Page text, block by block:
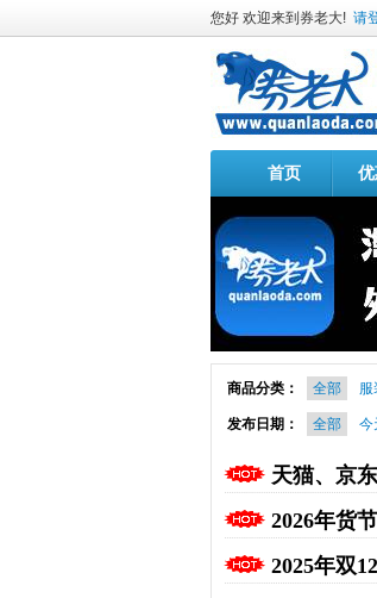
您好 欢迎来到券老大! 请
首页
商品分类： 全部 服
发布日期： 全部 今
天猫、京
2026年货
2025年双